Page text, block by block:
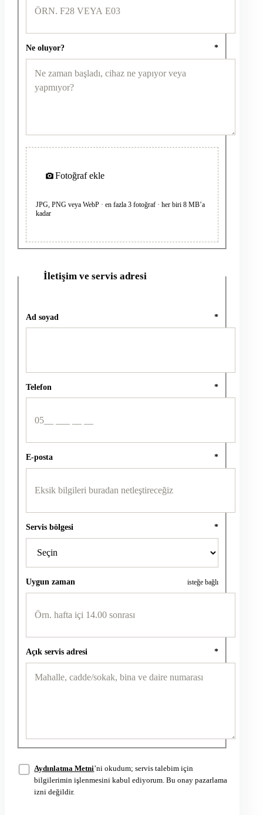
Ne oluyor? *
Fotoğraf ekle
JPG, PNG veya WebP · en fazla 3 fotoğraf · her biri 8 MB’a
kadar
İletişim ve servis adresi
Ad soyad *
Telefon *
E-posta *
Servis bölgesi *
Uygun zaman isteğe bağlı
Açık servis adresi *
Aydınlatma Metni’ni okudum; servis talebim için
bilgilerimin işlenmesini kabul ediyorum. Bu onay pazarlama
izni değildir.